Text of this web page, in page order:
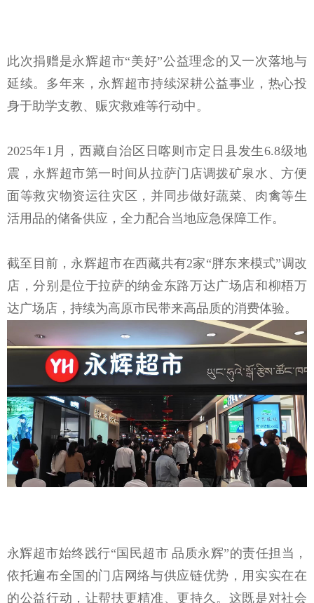
此次捐赠是永辉超市“美好”公益理念的又一次落地与
延续。多年来，永辉超市持续深耕公益事业，热心投
身于助学支教、赈灾救难等行动中。
2025年1月，西藏自治区日喀则市定日县发生6.8级地
震，永辉超市第一时间从拉萨门店调拨矿泉水、方便
面等救灾物资运往灾区，并同步做好蔬菜、肉禽等生
活用品的储备供应，全力配合当地应急保障工作。
截至目前，永辉超市在西藏共有2家“胖东来模式”调改
店，分别是位于拉萨的纳金东路万达广场店和柳梧万
达广场店，持续为高原市民带来高品质的消费体验。
永辉超市始终践行“国民超市 品质永辉”的责任担当，
依托遍布全国的门店网络与供应链优势，用实实在在
的公益行动，让帮扶更精准、更持久。这既是对社会